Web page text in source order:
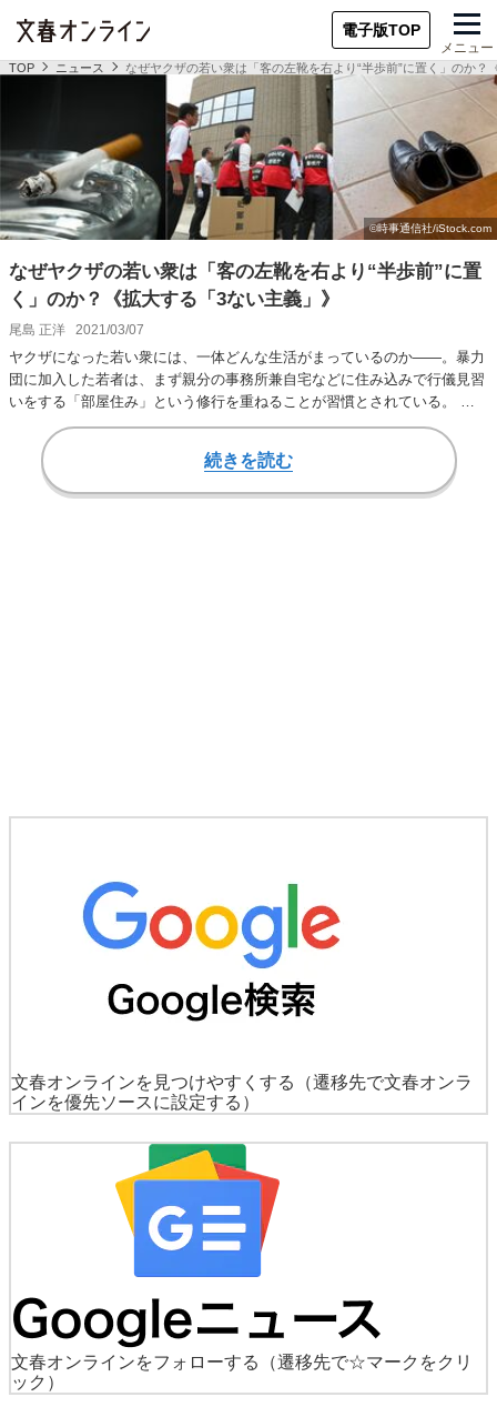
電子版TOP
メニュー
TOP ニュース なぜヤクザの若い衆は「客の左靴を右より“半歩前”に置く」のか？
なぜヤクザの若い衆は「客の左靴を右より“半歩前”に置
く」のか？《拡大する「3ない主義」》
尾島 正洋 2021/03/07
ヤクザになった若い衆には、一体どんな生活がまっているのか――。暴力
団に加入した若者は、まず親分の事務所兼自宅などに住み込みで行儀見習
いをする「部屋住み」という修行を重ねることが習慣とされている。 首
都圏に拠点を構え…
続きを読む
文春オンラインを見つけやすくする
（遷移先で文春オンラ
インを優先ソースに設定する）
文春オンラインをフォローする
（遷移先で☆マークをクリ
ック）